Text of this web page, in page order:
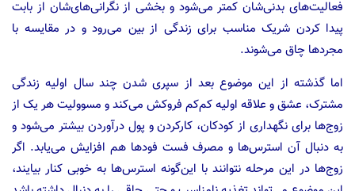
فعالیت‌های بدنی‌شان کمتر می‌شود و بخشی از نگرانی‌های‌شان از بابت
پیدا کردن شریک مناسب برای زندگی از بین می‌رود و در مقایسه با
مجرد‌ها چاق می‌شوند.
اما گذشته از این موضوع بعد از سپری شدن چند سال اولیه زندگی
مشترک، عشق و علاقه اولیه کم‌کم فروکش می‌کند و مسوولیت هر یک از
زوج‌ها برای نگهداری از کودکان، کارکردن و پول در‌آوردن بیشتر می‌شود و
به دنبال آن استرس‌ها و مصرف فست فودها هم افزایش می‌یابد. اگر
زوج‌ها در این مرحله نتوانند با این‌گونه استرس‌ها به خوبی کنار بیایند،